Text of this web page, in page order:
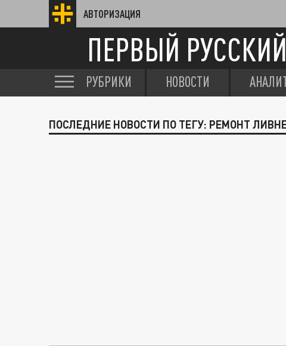
АВТОРИЗАЦИЯ
ПЕРВЫЙ РУССКИЙ
РУБРИКИ НОВОСТИ
ПОСЛЕДНИЕ НОВОСТИ ПО ТЕГУ: РЕМОНТ